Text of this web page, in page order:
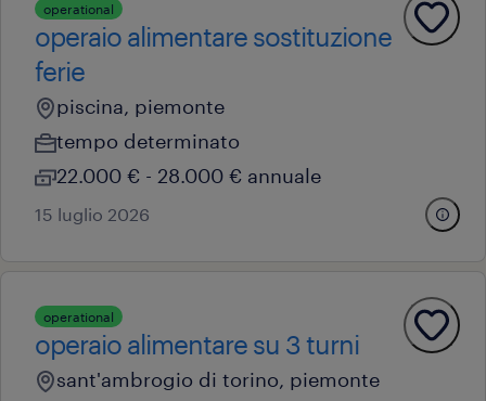
operational
operaio alimentare sostituzione
ferie
piscina, piemonte
tempo determinato
22.000 € - 28.000 € annuale
15 luglio 2026
operational
operaio alimentare su 3 turni
sant'ambrogio di torino, piemonte